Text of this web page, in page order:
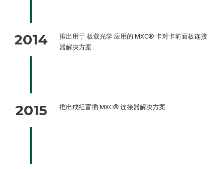
2014
推出用于 板载光学 应用的 MXC® 卡对卡前面板连接
器解决方案
2015 推出成组盲插 MXC® 连接器解决方案